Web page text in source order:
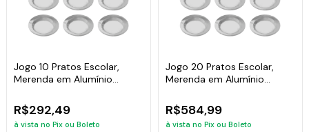
Jogo 10 Pratos Escolar,
Merenda em Alumínio
R$292,49
à vista no Pix ou Boleto
Jogo 20 Pratos Escolar,
Merenda em Alumínio
R$584,99
à vista no Pix ou Boleto